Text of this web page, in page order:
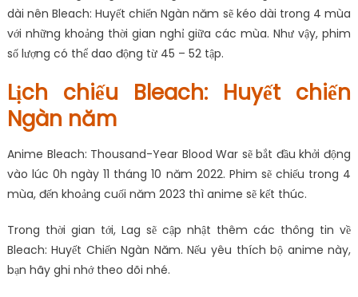
dài nên Bleach: Huyết chiến Ngàn năm sẽ kéo dài trong 4 mùa
với những khoảng thời gian nghỉ giữa các mùa. Như vậy, phim
số lượng có thể dao động từ 45 – 52 tập.
Lịch chiếu Bleach: Huyết chiến
Ngàn năm
Anime Bleach: Thousand-Year Blood War sẽ bắt đầu khởi động
vào lúc 0h ngày 11 tháng 10 năm 2022. Phim sẽ chiếu trong 4
mùa, đến khoảng cuối năm 2023 thì anime sẽ kết thúc.
Trong thời gian tới, Lag sẽ cập nhật thêm các thông tin về
Bleach: Huyết Chiến Ngàn Năm. Nếu yêu thích bộ anime này,
bạn hãy ghi nhớ theo dõi nhé.